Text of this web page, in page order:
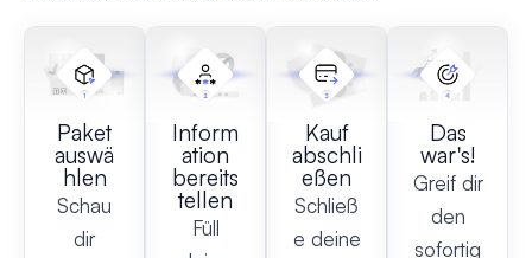
Paket
auswä
hlen
Schau
dir
Inform
ation
bereits
tellen
Füll
Kauf
abschli
eßen
Schließ
e deine
Das
war's!
Greif dir
den
sofortig